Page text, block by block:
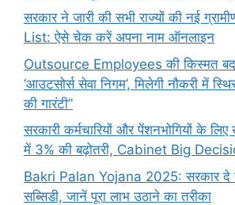
सरकार ने जारी की सभी राज्यों की नई
List: ऐसे चेक करें अपना नाम ऑनलाइन
Outsource Employees की किस्मत
‘आउटसोर्स सेवा निगम’, मिलेगी नौकरी में
की गारंटी”
सरकारी कर्मचारियों और पेंशनभोगियों के
में 3% की बढ़ोतरी, Cabinet Big
Bakri Palan Yojana 2025: सरकार दे
सब्सिडी, जानें पूरा लाभ उठाने का तरीका